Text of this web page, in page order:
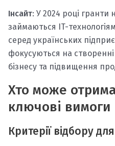
Інсайт: У 2024 році гранти
займаються IT-
серед українських
фокусуються на
бізнесу та підвищення
Хто може
ключові вимоги
Критерії відбору